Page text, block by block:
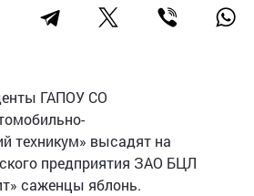
ГАПОУ СО
техникум» высадят на
предприятия ЗАО БЦЛ
саженцы яблонь.